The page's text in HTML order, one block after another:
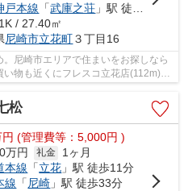
戸本線 「武庫之荘 」駅 徒歩19分
/ 27.40㎡
尼崎市立花町３丁目16
尼崎市エリアで住まいをお探しなら
物も近くにフレスコ立花店(112m)が
とも大切な住...
松
円 (管理費等：5,000円 )
0万円 礼金
1ヶ月
本線 「立花 」駅 徒歩11分
線 「尼崎 」駅 徒歩33分